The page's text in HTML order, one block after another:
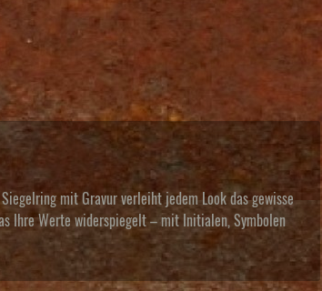
mit Gravur verleiht jedem Look das gewisse
Ihre Werte widerspiegelt – mit Initialen, Symbolen